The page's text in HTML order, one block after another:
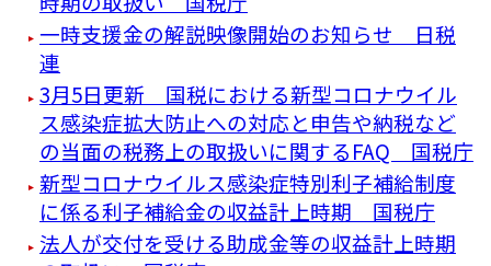
一時支援金の解説映像開始のお知らせ 日税
連
3月5日更新 国税における新型コロナウイル
ス感染症拡大防止への対応と申告や納税など
の当面の税務上の取扱いに関するFAQ 国税庁
新型コロナウイルス感染症特別利子補給制度
に係る利子補給金の収益計上時期 国税庁
法人が交付を受ける助成金等の収益計上時期